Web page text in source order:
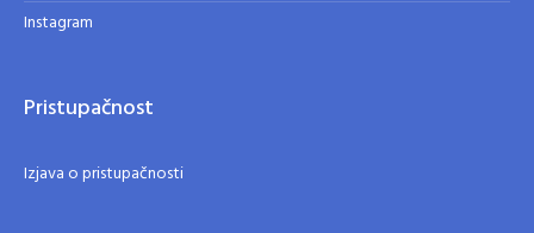
Instagram
Pristupačnost
Izjava o pristupačnosti